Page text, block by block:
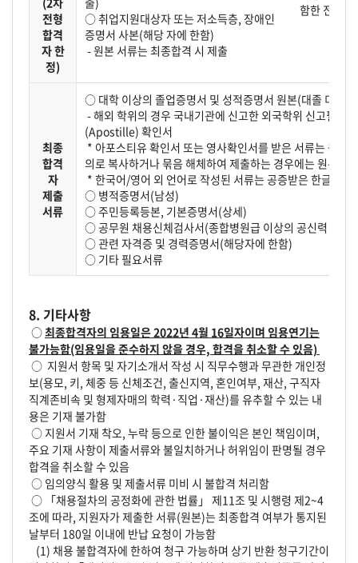
함한 전 전
전형
합격
자 한
정)
○ 취업지원대상자 또는 저소득층, 장애인
증명서 사본(해당 자에 한함)
- 원본 서류는 최종합격 시 제출
최종
합격
자
제출
서류
○ 대학 이상의 졸업증명서 및 성적증명서 원본(대졸 미만
- 해외 학위의 경우 국내기관에 신고한 외국학위 신고필증
(Apostille) 확인서
* 아포스티유 확인서 또는 영사확인서를 받은 서류는 원본
의로 복사하거나 묶음 해체하여 제출하는 경우에는 원본으
* 한국어/영어 외 언어로 작성된 서류는 공증받은 한글(영
○ 병적증명서(남성)
○ 주민등록등본, 기본증명서(상세)
○ 공무원 채용신체검사서(종합병원급 이상의 공신력 있는
○ 관련 자격증 및 경력증명서(해당자에 한함)
○ 기타 필요서류
8. 기타사항
○최종합격자의 임용일은 2022년 4월 16일자이며 임용연기는
불가능함(임용일을 준수하지 않을 경우, 합격을 취소할 수 있음)
○ 지원서 항목 및 자기소개서 작성 시 직무수행과 무관한 개인정
보(용모, 키, 체중 등 신체조건, 출신지역, 혼인여부, 재산, 구직자
직계존비속 및 형제자매의 학력·직업·재산)를 유추할 수 있는 내
용은 기재 불가함
○ 지원서 기재 착오, 누락 등으로 인한 불이익은 본인 책임이며,
주요 기재 사항이 제출서류와 불일치하거나 허위임이 판명될 경우
합격을 취소할 수 있음
○ 임의양식 활용 및 제출서류 미비 시 불합격 처리함
○ 「채용절차의 공정화에 관한 법률」 제11조 및 시행령 제2~4
조에 따라, 지원자가 제출한 서류(원본)는 최종합격 여부가 통지된
날부터 180일 이내에 반납 요청이 가능함
(1) 채용 불합격자에 한하여 청구 가능하며 상기 반환 청구기간이